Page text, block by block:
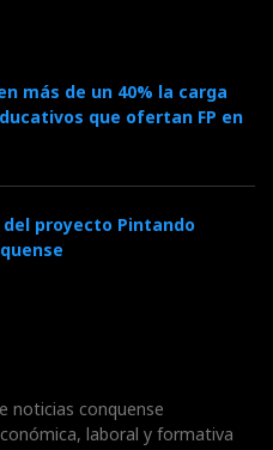
más de un 40% la carga
que ofertan FP en
del proyecto Pintando
noticias conquense
laboral y formativa